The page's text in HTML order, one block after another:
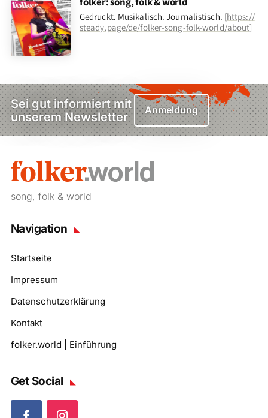
Gedruckt. Musikalisch. Journalistisch. [https://
steady.page/de/folker-song-folk-world/about]
Sei gut informiert mit
unserem Newsletter
Anmeldung
song, folk & world
Navigation
Startseite
Impressum
Datenschutzerklärung
Kontakt
folker.world | Einführung
Get Social